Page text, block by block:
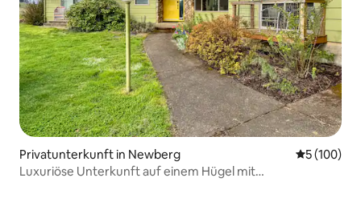
Privatunterkunft in Newberg
5 (100)
Luxuriöse Unterkunft auf einem Hügel mit